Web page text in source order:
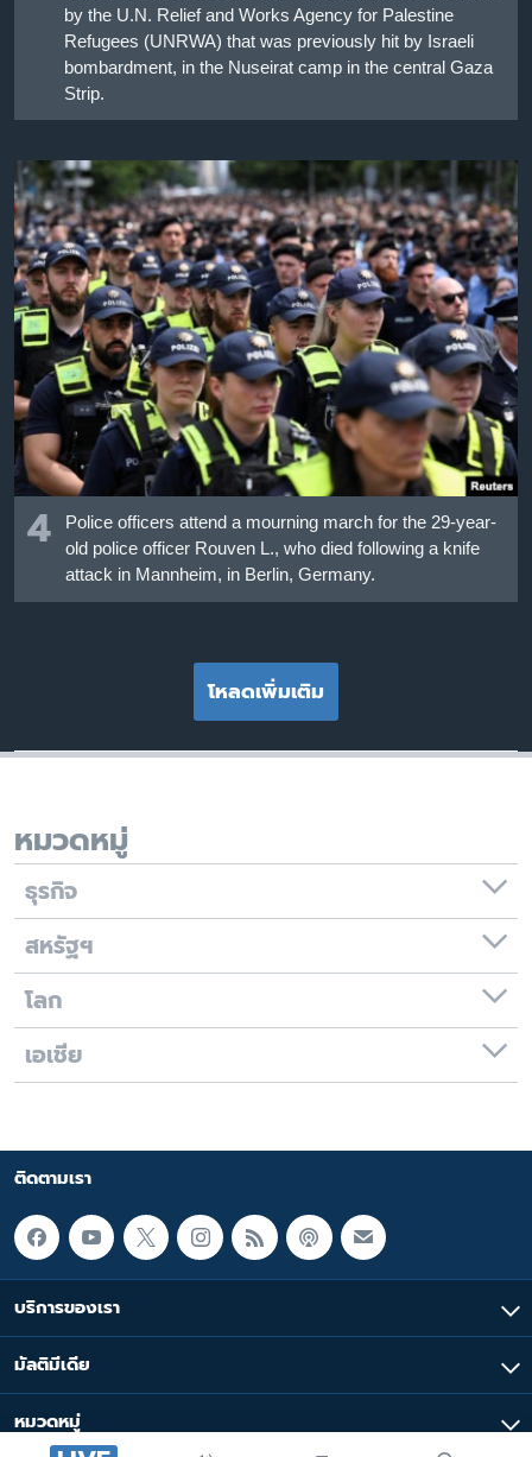
by the U.N. Relief and Works Agency for Palestine
Refugees (UNRWA) that was previously hit by Israeli
bombardment, in the Nuseirat camp in the central Gaza
Strip.
4
Police officers attend a mourning march for the 29-year-
old police officer Rouven L., who died following a knife
attack in Mannheim, in Berlin, Germany.
โหลดเพิ่มเติม
หมวดหมู่
ธุรกิจ
สหรัฐฯ
โลก
เอเชีย
ติดตามเรา
บริการของเรา
มัลติมีเดีย
หมวดหมู่